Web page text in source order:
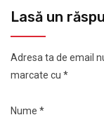
Lasă un
Adresa ta de email
marcate cu *
Nume *